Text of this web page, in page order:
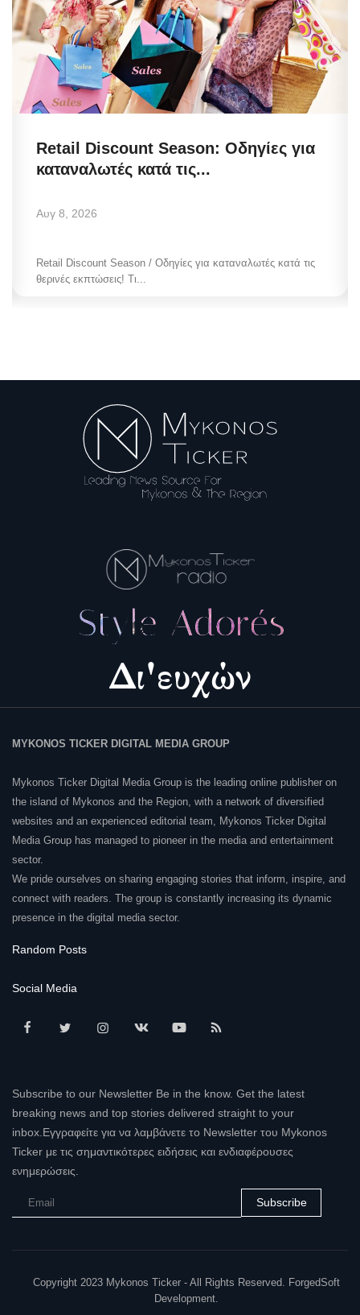
Retail Discount Season: Οδηγίες για
καταναλωτές κατά τις...
Αυγ 8, 2026
Retail Discount Season / Οδηγίες για καταναλωτές κατά τις
θερινές εκπτώσεις! Τι...
MYKONOS TICKER DIGITAL MEDIA GROUP
Mykonos Ticker Digital Media Group is the leading online publisher on
the island of Mykonos and the Region, with a network of diversified
websites and an experienced editorial team, Mykonos Ticker Digital
Media Group has managed to pioneer in the media and entertainment
sector.
We pride ourselves on sharing engaging stories that inform, inspire, and
connect with readers. The group is constantly increasing its dynamic
presence in the digital media sector.
Random Posts
Social Media
Subscribe to our Newsletter Be in the know. Get the latest
breaking news and top stories delivered straight to your
inbox.Εγγραφείτε για να λαμβάνετε το Newsletter του Mykonos
Ticker με τις σημαντικότερες ειδήσεις και ενδιαφέρουσες
ενημερώσεις.
Subscribe
Copyright 2023 Mykonos Ticker - All Rights Reserved. ForgedSoft
Development.